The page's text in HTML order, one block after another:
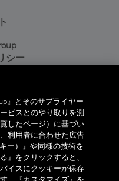
シー
リシー
ー
プリ
』とそのサプライヤー
ビスとのやり取りを測
したページ）に基づい
利用者に合わせた広告
ー）』や同様の技術を
』をクリックすると、
イスにクッキーが保存